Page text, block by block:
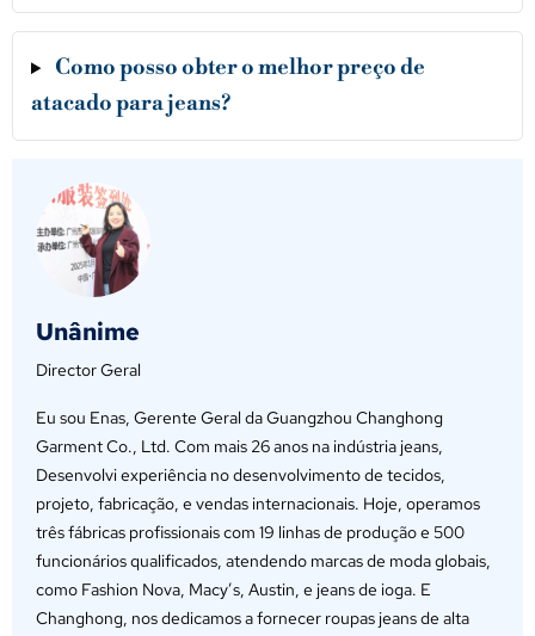
Como posso obter o melhor preço de
atacado para jeans?
Unânime
Director Geral
Eu sou Enas, Gerente Geral da Guangzhou Changhong
Garment Co., Ltd. Com mais 26 anos na indústria jeans,
Desenvolvi experiência no desenvolvimento de tecidos,
projeto, fabricação, e vendas internacionais. Hoje, operamos
três fábricas profissionais com 19 linhas de produção e 500
funcionários qualificados, atendendo marcas de moda globais,
como Fashion Nova, Macy’s, Austin, e jeans de ioga. E
Changhong, nos dedicamos a fornecer roupas jeans de alta